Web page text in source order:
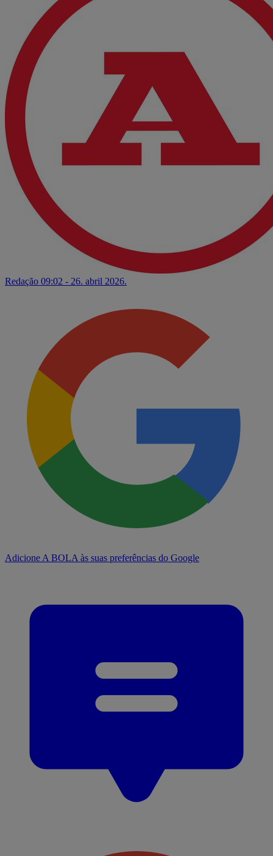
Redação 09:02 - 26. abril 2026.
Adicione A BOLA às suas preferências do Google